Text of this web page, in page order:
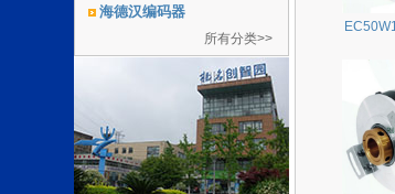
海德汉编码器
所有分类>>